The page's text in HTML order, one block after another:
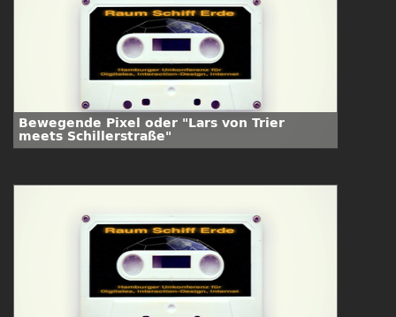
Bewegende Pixel oder "Lars von Trier
meets Schillerstraße"